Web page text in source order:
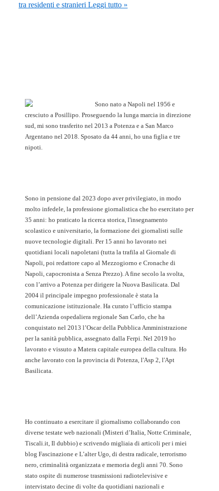
tra residenti e stranieri Leggi tutto »
Sono nato a Napoli nel 1956 e
cresciuto a Posillipo. Proseguendo la lunga marcia in direzione
sud, mi sono trasferito nel 2013 a Potenza e a San Marco
Argentano nel 2018. Sposato da 44 anni, ho una figlia e tre
nipoti.
Sono in pensione dal 2023 dopo aver privilegiato, in modo
molto infedele, la professione giornalistica che ho esercitato per
35 anni: ho praticato la ricerca storica, l'insegnamento
scolastico e universitario, la formazione dei giornalisti sulle
nuove tecnologie digitali. Per 15 anni ho lavorato nei
quotidiani locali napoletani (tutta la trafila al Giornale di
Napoli, poi redattore capo al Mezzogiorno e Cronache di
Napoli, capocronista a Senza Prezzo). A fine secolo la svolta,
con l’arrivo a Potenza per dirigere la Nuova Basilicata. Dal
2004 il principale impegno professionale è stata la
comunicazione istituzionale. Ha curato l’ufficio stampa
dell’Azienda ospedaliera regionale San Carlo, che ha
conquistato nel 2013 l’Oscar della Pubblica Amministrazione
per la sanità pubblica, assegnato dalla Ferpi. Nel 2019 ho
lavorato e vissuto a Matera capitale europea della cultura. Ho
anche lavorato con la provincia di Potenza, l'Asp 2, l'Apt
Basilicata.
Ho continuato a esercitare il giornalismo collaborando con
diverse testate web nazionali (Misteri d’Italia, Notte Criminale,
Tiscali.it, Il dubbio) e scrivendo migliaia di articoli per i miei
blog Fascinazione e L’alter Ugo, di destra radicale, terrorismo
nero, criminalità organizzata e memoria degli anni 70. Sono
stato ospite di numerose trasmissioni radiotelevisive e
intervistato decine di volte da quotidiani nazionali e